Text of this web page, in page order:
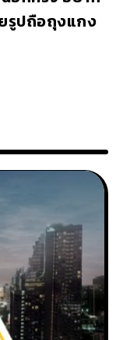
รูปถือถุงแกง